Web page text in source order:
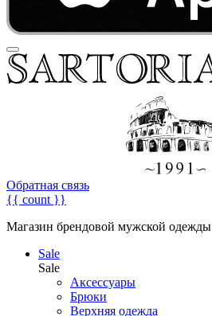
Обратная связь
{{ count }}
Магазин брендовой мужской одежды
Sale
Sale
Аксессуары
Брюки
Верхняя одежда